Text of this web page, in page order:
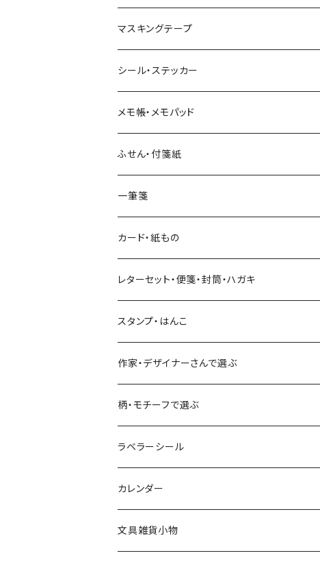
マスキングテープ
ヨハク
和紙
透明クリア
Hutte paper works （プロペラスタジオ）
ネクタイ
透明クリアテープ
柄・モチーフで選ぶ（マステ）
いちご・ストロベリー
フルーツ・野菜
ミモザ
お花・フラワー・グリーン・植物
マインドウェイブ
水縞
大枝活版室
星燈社
ミナペルホネン
BGM
eric
シール・ステッカー
フレークシール
パピアプラッツ（作家もの）
ヨハク
ステッカーシール
マインドウェイブ
田村美紀
立体シール
メモ帳・メモパッド
ヨハク
HUTTE PAPER WORKS
表現社（作家もの）
星燈社
古川紙工
大枝活版室
ふせん・付箋紙
ヨハク
HUTTE PAPER WORKS
古川紙工
表現社（作家もの）
ロール付箋
一筆箋
カード・紙もの
レターセット・便箋・封筒・ハガキ
古川紙工
表現社（作家もの）
スタンプ・はんこ
Hutte paper works
ヨハク
作家・デザイナーさんで選ぶ
ネクタイ
Hutte paper works
ヨハク
eric
柄・モチーフで選ぶ
フルーツ
食べ物・フード・スイーツ
パン・ブレッド
ラベラーシール
カレンダー
文具雑貨小物